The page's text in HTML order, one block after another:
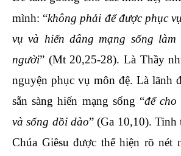
mình: “không phải để được phục
vụ và hiến dâng mạng sống làm
người” (Mt 20,25-28). Là Thầy
nguyện phục vụ môn đệ. Là lãnh
sẵn sàng hiến mạng sống “để cho
và sống dồi dào” (Ga 10,10). Tinh
Chúa Giêsu được thể hiện rõ nét